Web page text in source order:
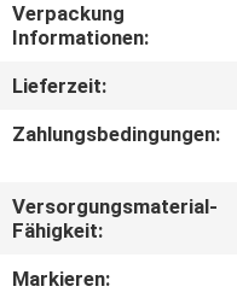
PRIVACY
POLICY
Verpackung
Informationen:
Lieferzeit:
Zahlungsbedingungen:
Versorgungsmaterial-
Fähigkeit:
Markieren: